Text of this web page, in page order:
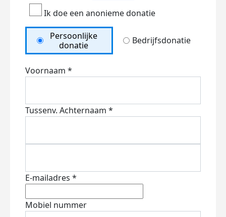
Ik doe een anonieme donatie
Persoonlijke
donatie
Bedrijfsdonatie
Voornaam *
Tussenv. Achternaam *
E-mailadres *
Mobiel nummer